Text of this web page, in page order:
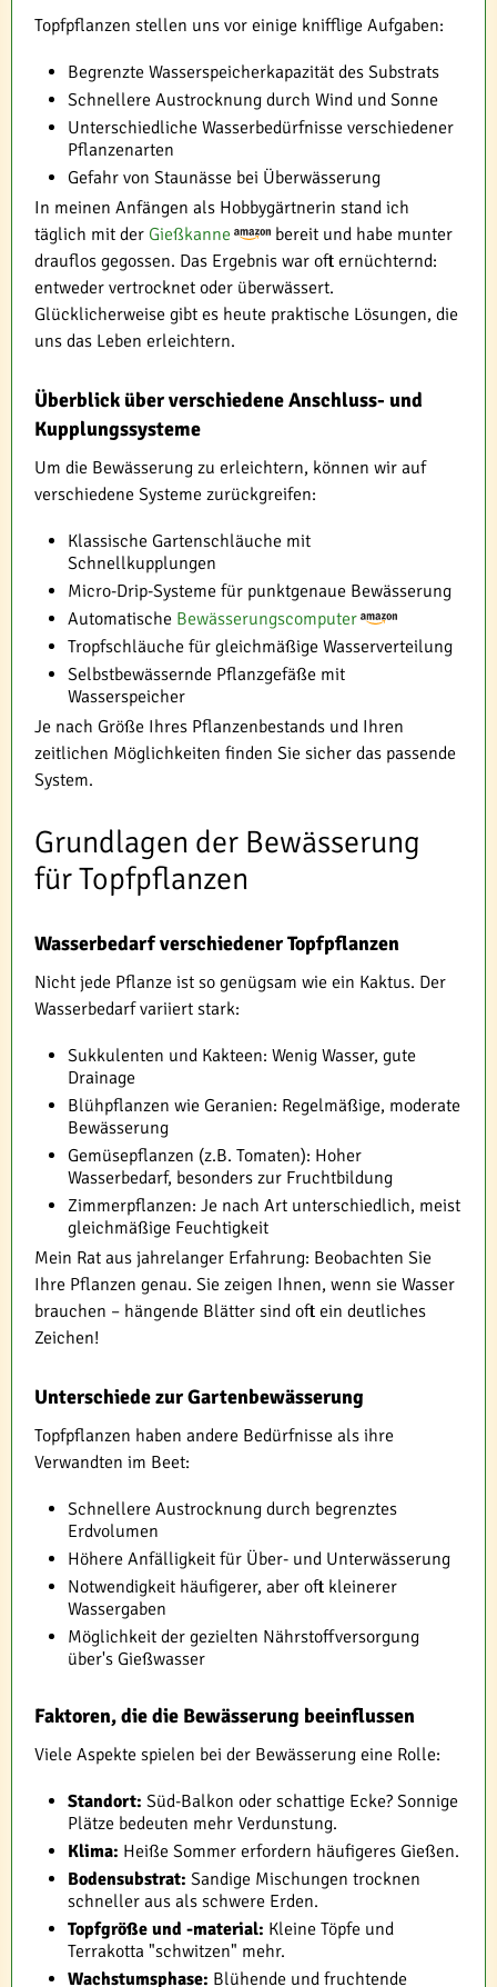
Topfpflanzen stellen uns vor einige knifflige Aufgaben:
Begrenzte Wasserspeicherkapazität des Substrats
Schnellere Austrocknung durch Wind und Sonne
Unterschiedliche Wasserbedürfnisse verschiedener
Pflanzenarten
Gefahr von Staunässe bei Überwässerung
In meinen Anfängen als Hobbygärtnerin stand ich
täglich mit der Gießkanne
bereit und habe munter
drauflos gegossen. Das Ergebnis war oft ernüchternd:
entweder vertrocknet oder überwässert.
Glücklicherweise gibt es heute praktische Lösungen, die
uns das Leben erleichtern.
Überblick über verschiedene Anschluss- und
Kupplungssysteme
Um die Bewässerung zu erleichtern, können wir auf
verschiedene Systeme zurückgreifen:
Klassische Gartenschläuche mit
Schnellkupplungen
Micro-Drip-Systeme für punktgenaue Bewässerung
Automatische Bewässerungscomputer
Tropfschläuche für gleichmäßige Wasserverteilung
Selbstbewässernde Pflanzgefäße mit
Wasserspeicher
Je nach Größe Ihres Pflanzenbestands und Ihren
zeitlichen Möglichkeiten finden Sie sicher das passende
System.
Grundlagen der Bewässerung
für Topfpflanzen
Wasserbedarf verschiedener Topfpflanzen
Nicht jede Pflanze ist so genügsam wie ein Kaktus. Der
Wasserbedarf variiert stark:
Sukkulenten und Kakteen: Wenig Wasser, gute
Drainage
Blühpflanzen wie Geranien: Regelmäßige, moderate
Bewässerung
Gemüsepflanzen (z.B. Tomaten): Hoher
Wasserbedarf, besonders zur Fruchtbildung
Zimmerpflanzen: Je nach Art unterschiedlich, meist
gleichmäßige Feuchtigkeit
Mein Rat aus jahrelanger Erfahrung: Beobachten Sie
Ihre Pflanzen genau. Sie zeigen Ihnen, wenn sie Wasser
brauchen – hängende Blätter sind oft ein deutliches
Zeichen!
Unterschiede zur Gartenbewässerung
Topfpflanzen haben andere Bedürfnisse als ihre
Verwandten im Beet:
Schnellere Austrocknung durch begrenztes
Erdvolumen
Höhere Anfälligkeit für Über- und Unterwässerung
Notwendigkeit häufigerer, aber oft kleinerer
Wassergaben
Möglichkeit der gezielten Nährstoffversorgung
über's Gießwasser
Faktoren, die die Bewässerung beeinflussen
Viele Aspekte spielen bei der Bewässerung eine Rolle:
Standort: Süd-Balkon oder schattige Ecke? Sonnige
Plätze bedeuten mehr Verdunstung.
Klima: Heiße Sommer erfordern häufigeres Gießen.
Bodensubstrat: Sandige Mischungen trocknen
schneller aus als schwere Erden.
Topfgröße und -material: Kleine Töpfe und
Terrakotta "schwitzen" mehr.
Wachstumsphase: Blühende und fruchtende